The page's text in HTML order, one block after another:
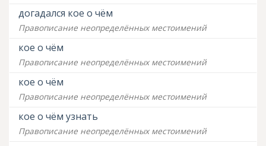
догадался кое о чём
Правописание неопределённых местоимений
кое о чём
Правописание неопределённых местоимений
кое о чём
Правописание неопределённых местоимений
кое о чём узнать
Правописание неопределённых местоимений